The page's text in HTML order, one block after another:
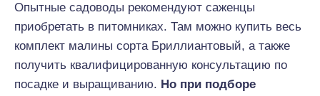
Опытные садоводы рекомендуют саженцы
приобретать в питомниках. Там можно купить весь
комплект малины сорта Бриллиантовый, а также
получить квалифицированную консультацию по
посадке и выращиванию. Но при подборе